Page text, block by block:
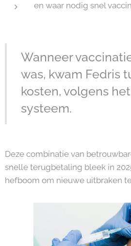
en waar nodig snel
Wanneer
was, kwam Fedris
kosten, volgens
systeem.
Deze combinatie van
snelle terugbetaling bleek in
hefboom om nieuwe uitbraken